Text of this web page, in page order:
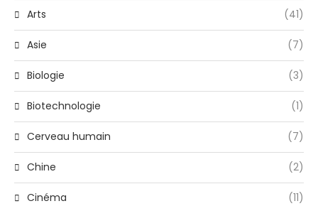
Arts (41)
Asie (7)
Biologie (3)
Biotechnologie (1)
Cerveau humain (7)
Chine (2)
Cinéma (11)